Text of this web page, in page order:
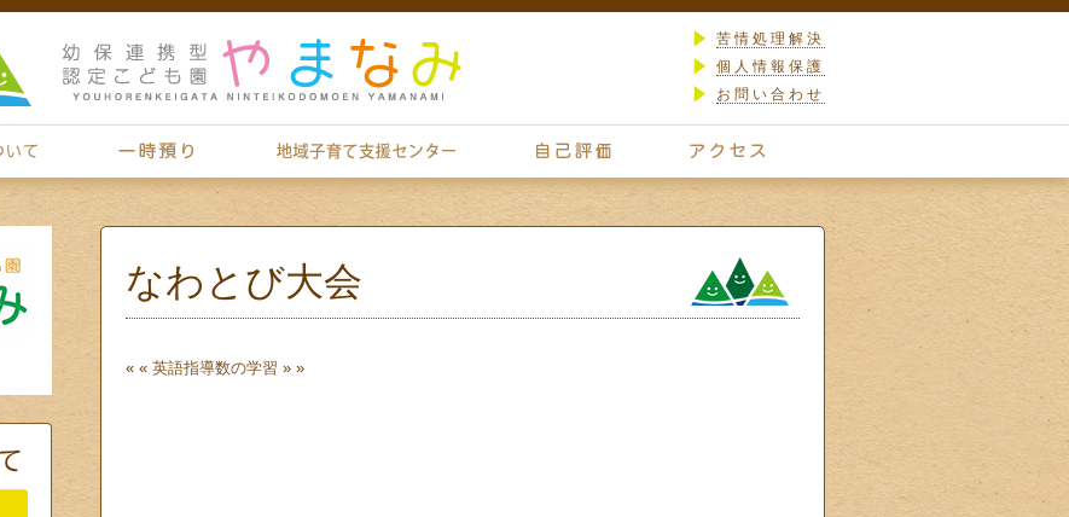
苦情処理解決
個人情報保護
お問い合わせ
なわとび大会
« « 英語指導数の学習 » »